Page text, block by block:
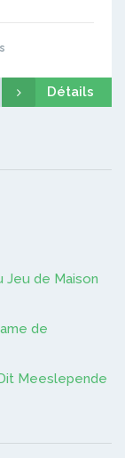
Détails
Jeu de Maison
de
Meeslepende